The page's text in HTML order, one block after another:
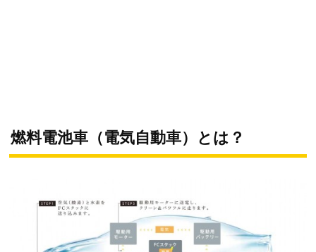
燃料電池車（電気自動車）とは？